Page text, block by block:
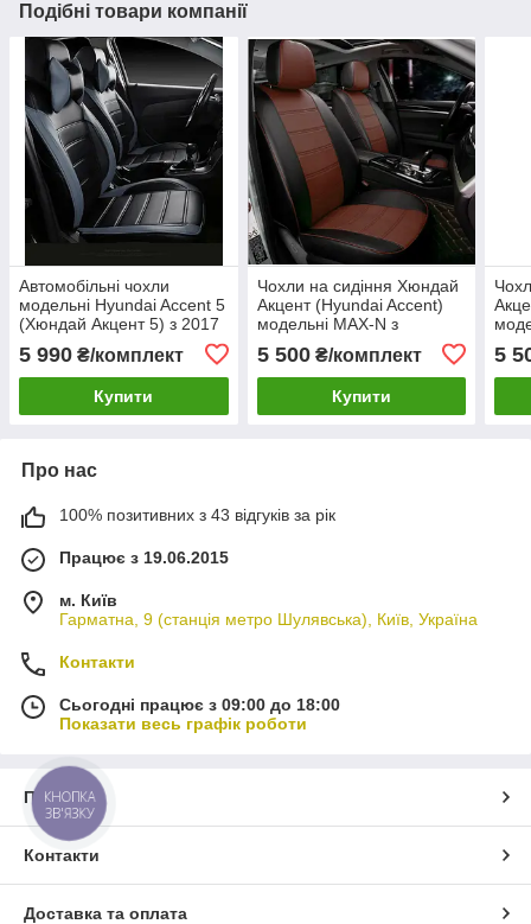
Подібні товари компанії
Автомобільні чохли
модельні Hyundai Accent 5
(Хюндай Акцент 5) з 2017
5 990 ₴/комплект
Купити
Чохли на сидіння Хюндай
Акцент (Hyundai Accent)
модельні MAX-N з
коричневий
5 500₴/комплект
Купити
5
Про нас
100% позитивних з 43 відгуків за рік
Працює з 19.06.2015
м. Київ
Гарматна, 9 (станція метро Шулявська), Київ, Україна
Контакти
Сьогодні працює з 09:00 до 18:00
Показати весь графік роботи
Про нас
Контакти
Доставка та оплата
КНОПКА
ЗВ'ЯЗКУ